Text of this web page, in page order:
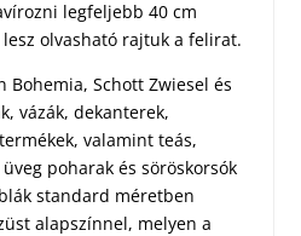
legfeljebb 40 cm
olvasható rajtuk a felirat.
Bohemia, Schott Zwiesel és
vázák, dekanterek,
valamint teás,
poharak és söröskorsók
standard méretben
alapszínnel, melyen a